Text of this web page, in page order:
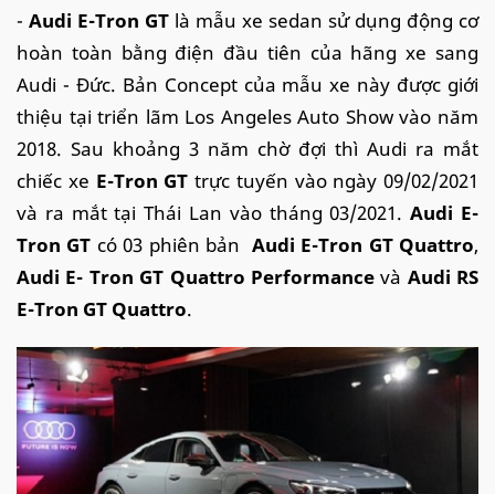
- Audi E-Tron GT là mẫu xe sedan sử dụng động cơ
hoàn toàn bằng điện đầu tiên của hãng xe sang
Audi - Đức. Bản Concept của mẫu xe này được giới
thiệu tại triển lãm Los Angeles Auto Show vào năm
2018. Sau khoảng 3 năm chờ đợi thì Audi ra mắt
chiếc xe E-Tron GT trực tuyến vào ngày 09/02/2021
và ra mắt tại Thái Lan vào tháng 03/2021.Audi E-
Tron GT có 03 phiên bản Audi E-Tron GT Quattro,
Audi E- Tron GT Quattro Performancevà Audi RS
E-Tron GT Quattro.